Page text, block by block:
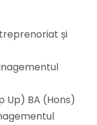
și
Up) BA (Hons)